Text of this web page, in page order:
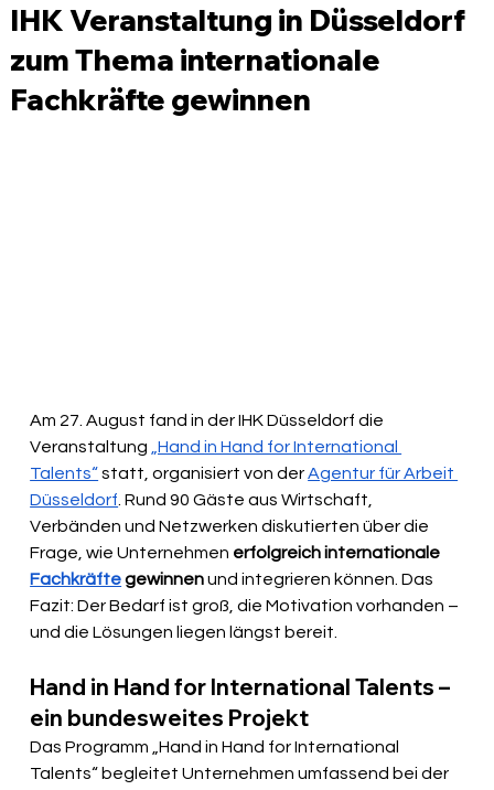
IHK Veranstaltung in Düsseldorf
zum Thema internationale
Fachkräfte gewinnen
Am 27. August fand in der IHK Düsseldorf die
Veranstaltung
„Hand in Hand for International
Talents“ statt, organisiert von der Agentur für Arbeit
Düsseldorf . Rund 90 Gäste aus Wirtschaft,
Verbänden und Netzwerken diskutierten über die
Frage, wie Unternehmen erfolgreich internationale
Fachkräfte gewinnen und integrieren können. Das
Fazit: Der Bedarf ist groß, die Motivation vorhanden –
und die Lösungen liegen längst bereit.
Hand in Hand for International Talents –
ein bundesweites Projekt
Das Programm „Hand in Hand for International
Talents“ begleitet Unternehmen umfassend bei der